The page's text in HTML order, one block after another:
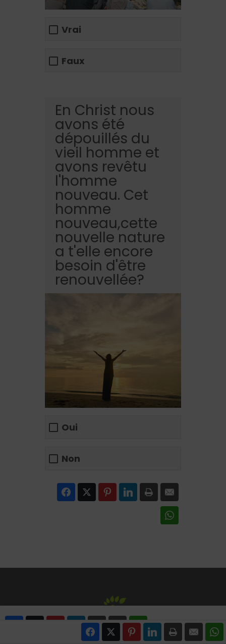
Vrai
Faux
En Christ nous
avons été
dépouillés du
vieil homme et
avons revêtu
l'homme
nouveau. Cet
homme
nouveau,cette
nouvelle nature
a t'elle encore
besoin d'être
renouvellée?
Oui
Non
Facebook
Twitter PinterestLinkedIn Print
PinterestLinkedInPrint Email WhatsApp